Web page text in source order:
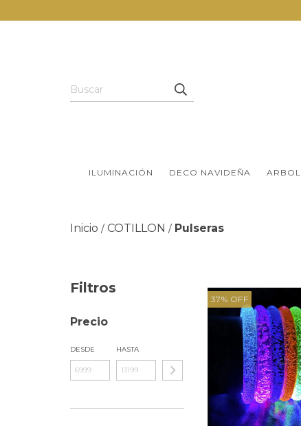
ILUMINACIÓN DECO NAVIDEÑA
Inicio / COTILLON / Pulseras
Filtros
Precio
DESDE HASTA
37% OFF